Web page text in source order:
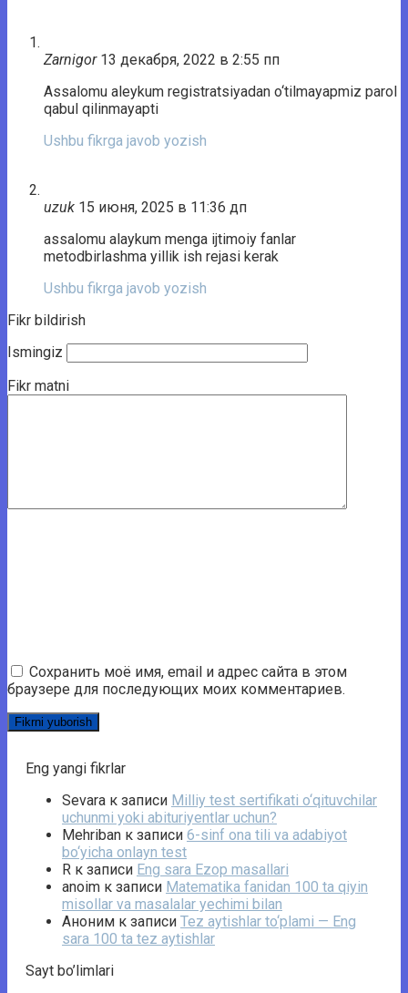
Zarnigor 13 декабря, 2022 в 2:55 пп
Assalomu aleykum registratsiyadan o‘tilmayapmiz parol
qabul qilinmayapti
Ushbu fikrga javob yozish
uzuk 15 июня, 2025 в 11:36 дп
assalomu alaykum menga ijtimoiy fanlar
metodbirlashma yillik ish rejasi kerak
Ushbu fikrga javob yozish
Fikr bildirish
Ismingiz
Fikr matni
Сохранить моё имя, email и адрес сайта в этом
браузере для последующих моих комментариев.
Eng yangi fikrlar
Sevara к записи Milliy test sertifikati o‘qituvchilar
uchunmi yoki abituriyentlar uchun?
Mehriban к записи 6-sinf ona tili va adabiyot
bo‘yicha onlayn test
R к записи Eng sara Ezop masallari
anoim к записи Matematika fanidan 100 ta qiyin
misollar va masalalar yechimi bilan
Аноним к записи Tez aytishlar to‘plami — Eng
sara 100 ta tez aytishlar
Sayt bo’limlari